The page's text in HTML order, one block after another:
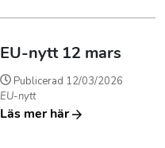
EU-nytt 12 mars
Publicerad 12/03/2026
EU-nytt
Läs mer här